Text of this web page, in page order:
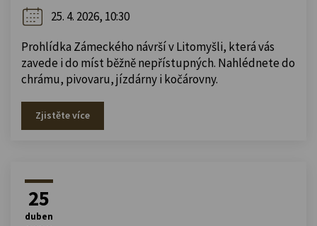
25. 4. 2026, 10:30
Prohlídka Zámeckého návrší v Litomyšli, která vás
zavede i do míst běžně nepřístupných. Nahlédnete do
chrámu, pivovaru, jízdárny i kočárovny.
Zjistěte více
25
duben